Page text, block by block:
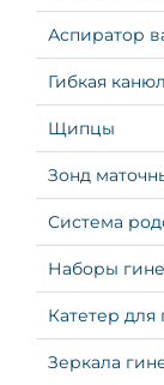
Аспиратор
Гибкая
Щипцы
Зонд
Система
Наборы
Катетер для
Зеркала